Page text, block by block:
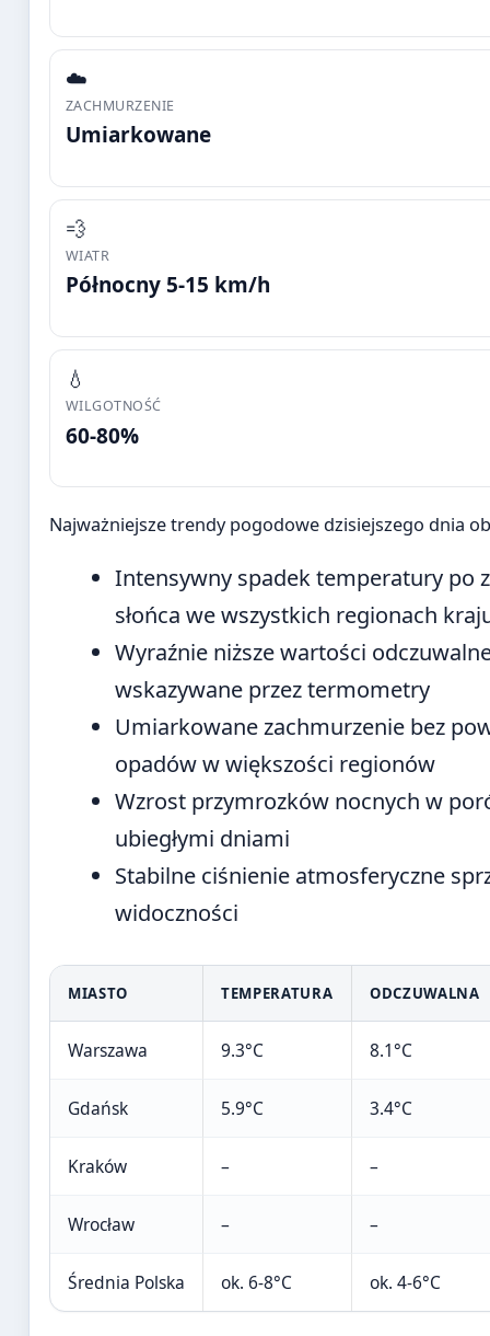
☁️
ZACHMURZENIE
Umiarkowane
💨
WIATR
Północny 5-15 km/h
💧
WILGOTNOŚĆ
60-80%
Najważniejsze trendy pogodowe dzisiejszego dnia
Intensywny spadek temperatury po
słońca we wszystkich regionach
Wyraźnie niższe wartości
wskazywane przez termometry
Umiarkowane zachmurzenie bez
opadów w większości regionów
Wzrost przymrozków nocnych w
ubiegłymi dniami
Stabilne ciśnienie atmosferyczne
widoczności
MIASTO TEMPERATURA ODCZUWALNA
Warszawa 9.3°C 8.1°C
Gdańsk 5.9°C 3.4°C
Kraków – –
Wrocław – –
Średnia Polska ok. 6-8°C ok. 4-6°C